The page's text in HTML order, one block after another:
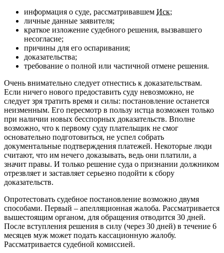
информация о суде, рассматривавшем Иск;
личные данные заявителя;
краткое изложение судебного решения, вызвавшего
несогласие;
причины для его оспаривания;
доказательства;
требование о полной или частичной отмене решения.
Очень внимательно следует отнестись к доказательствам.
Если ничего нового предоставить суду невозможно, не
следует зря тратить время и силы: постановление останется
неизменным. Его пересмотр в пользу истца возможен только
при наличии новых бесспорных доказательств. Вполне
возможно, что к первому суду плательщик не смог
основательно подготовиться, не успел собрать
документальные подтверждения платежей. Некоторые люди
считают, что им нечего доказывать, ведь они платили, а
значит правы. И только решение суда о признании должником
отрезвляет и заставляет серьезно подойти к сбору
доказательств.
Опротестовать судебное постановление возможно двумя
способами. Первый – апелляционная жалоба. Рассматривается
вышестоящим органом, для обращения отводится 30 дней.
После вступления решения в силу (через 30 дней) в течение 6
месяцев муж может подать кассационную жалобу.
Рассматривается судебной комиссией.